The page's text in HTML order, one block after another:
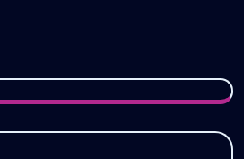
🔊
GRATIS